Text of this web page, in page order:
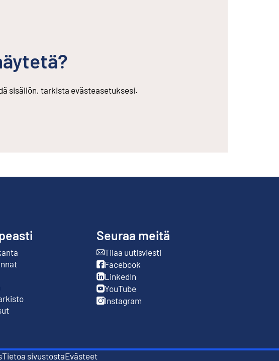
sisällön, tarkista evästeasetuksesi.
Seuraa meitä
Tilaa uutisviesti
Ulkoinen linkki
Facebook
Ulkoinen linkki
LinkedIn
Ulkoinen linkki
YouTube
Ulkoinen linkki
Instagram
Ulkoinen linkki
Tietoa sivustostaEvästeet